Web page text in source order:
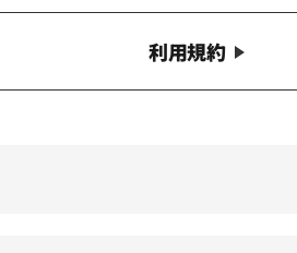
利用規約